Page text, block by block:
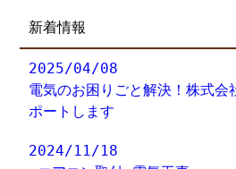
新着情報
2025/04/08
電気のお困りごと解決！株式会
ポートします
2024/11/18